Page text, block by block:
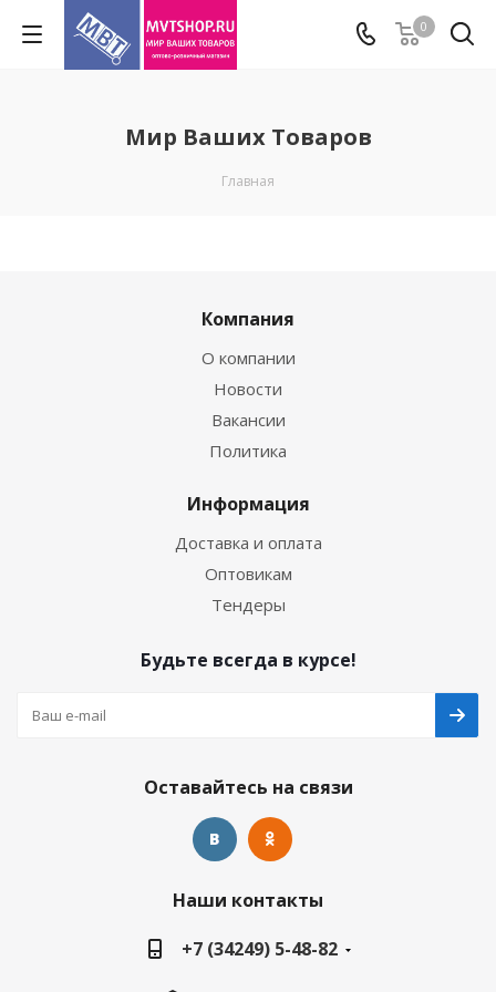
0
Мир Ваших Товаров
Главная
Компания
О компании
Новости
Вакансии
Политика
Информация
Доставка и оплата
Оптовикам
Тендеры
Будьте всегда в курсе!
Оставайтесь на связи
Наши контакты
+7 (34249) 5-48-82